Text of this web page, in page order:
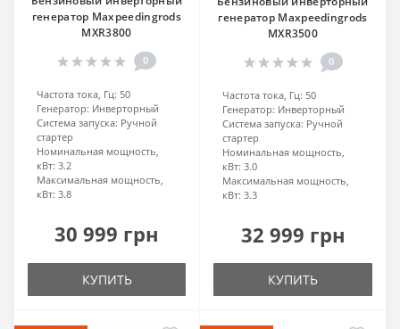
генератор Maxpeedingrods
MXR3800
0
Частота тока, Гц: 50
Генератор: Инверторный
Система запуска: Ручной
стартер
Номинальная мощность,
кВт: 3.2
Максимальная мощность,
кВт: 3.8
30 999 грн
КУПИТЬ
генератор Maxpeedingrods
MXR3500
0
Частота тока, Гц: 50
Генератор: Инверторный
Система запуска: Ручной
стартер
Номинальная мощность,
кВт: 3.0
Максимальная мощность,
кВт: 3.3
32 999 грн
КУПИТЬ